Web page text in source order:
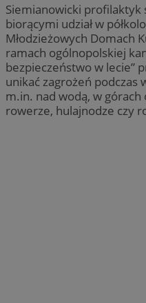
Siemianowicki profilaktyk
biorącymi udział w
Młodzieżowych Domach
ramach ogólnopolskiej
bezpieczeństwo w lecie”
unikać zagrożeń podczas
m.in. nad wodą, w górach
rowerze, hulajnodze czy